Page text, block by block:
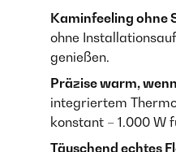
Kaminfeeling ohne
ohne
genießen.
Präzise warm,
integriertem
konstant – 1.000 W
Täuschend echtes